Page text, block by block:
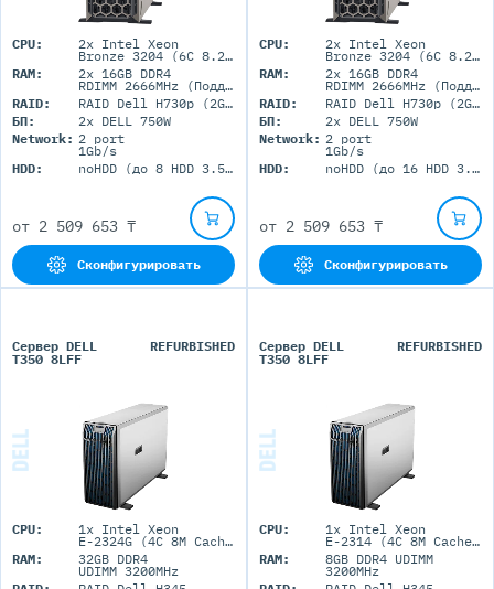
CPU: 2x Intel Xeon
Bronze 3204 (6C 8.25M Cache 1.90 GHz)
RAM:
2x 16GB DDR4
RDIMM 2666MHz (Поддержка до 1Tb максимально, 16 RDIMM портов)
RAID:
RAID Dell H730p (2GB+BBU)
БП:
2x DELL 750W
Network: 2 port
1Gb/s
HDD:
noHDD (до 8 HDD 3.5'' LFF)
от 2 509 653 ₸
Сконфигурировать
CPU: 2x Intel Xeon
Bronze 3204 (6C 8.25M Cache 1.90 GHz)
RAM:
2x 16GB DDR4
RDIMM 2666MHz (Поддержка до 1TB максимально, 16 RDIMM портов)
RAID:
RAID Dell H730p (2GB+BBU)
БП:
2x DELL 750W
Network: 2 port
1Gb/s
HDD:
noHDD (до 16 HDD 3.5'' LFF)
от 2 509 653 ₸
Сконфигурировать
Сервер DELL
T350 8LFF
REFURBISHED
CPU: 1x Intel Xeon
E-2324G (4C 8M Cache 3.10 GHz)
RAM:
32GB DDR4
UDIMM 3200MHz
Сервер DELL
T350 8LFF
REFURBISHED
CPU: 1x Intel Xeon
E-2314 (4C 8M Cache 2.80 GHz)
RAM:
8GB DDR4 UDIMM
3200MHz